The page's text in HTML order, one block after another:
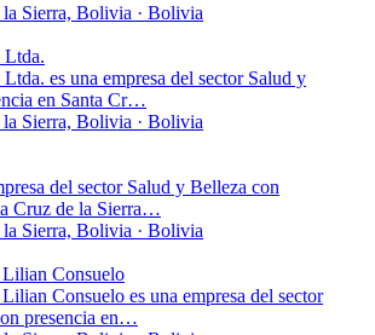
la Sierra, Bolivia · Bolivia
Ltda.
es una empresa del sector Salud y
en Santa Cr…
la Sierra, Bolivia · Bolivia
del sector Salud y Belleza con
Cruz de la Sierra…
la Sierra, Bolivia · Bolivia
Consuelo
Consuelo es una empresa del sector
presencia en…